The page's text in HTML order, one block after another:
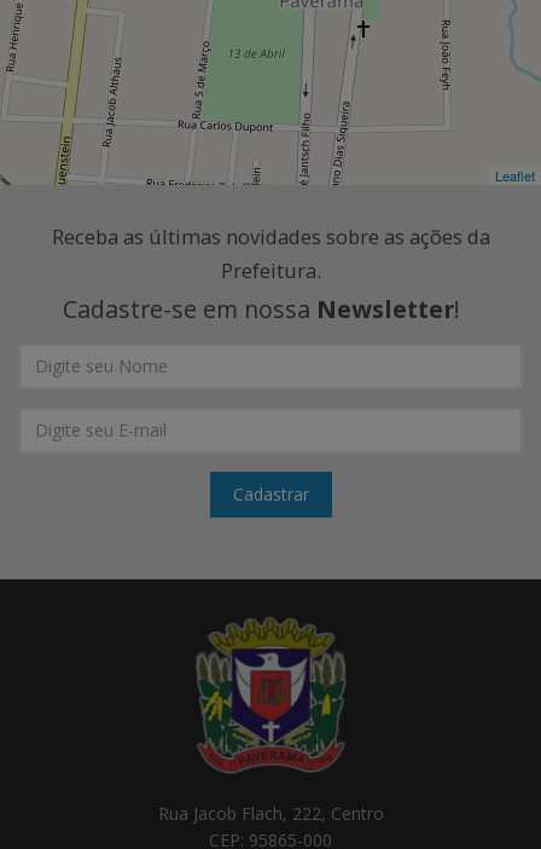
Leaflet
Receba as últimas novidades sobre as ações da
Prefeitura.
Cadastre-se em nossa Newsletter!
Cadastrar
Rua Jacob Flach, 222, Centro
CEP: 95865-000